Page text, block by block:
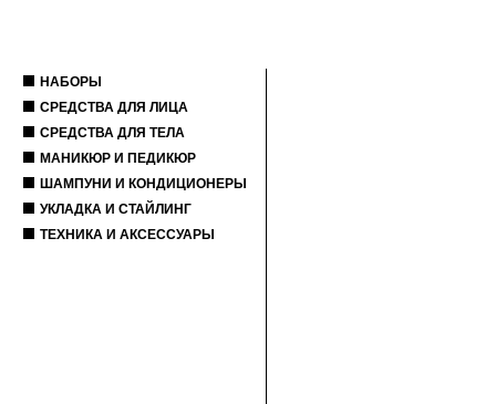
НАБОРЫ
СРЕДСТВА ДЛЯ ЛИЦА
СРЕДСТВА ДЛЯ ТЕЛА
МАНИКЮР И ПЕДИКЮР
ШАМПУНИ И КОНДИЦИОНЕРЫ
УКЛАДКА И СТАЙЛИНГ
ТЕХНИКА И АКСЕССУАРЫ